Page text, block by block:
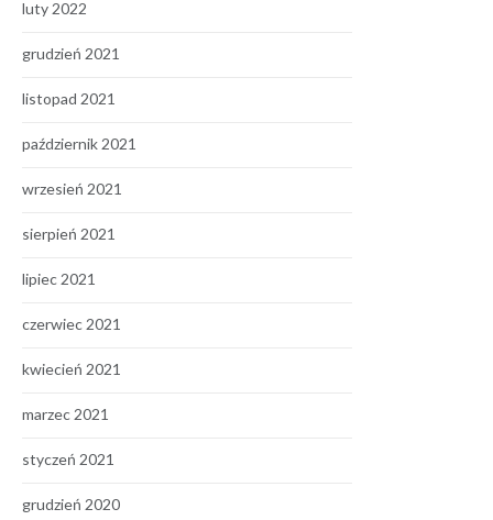
luty 2022
grudzień 2021
listopad 2021
październik 2021
wrzesień 2021
sierpień 2021
lipiec 2021
czerwiec 2021
kwiecień 2021
marzec 2021
styczeń 2021
grudzień 2020